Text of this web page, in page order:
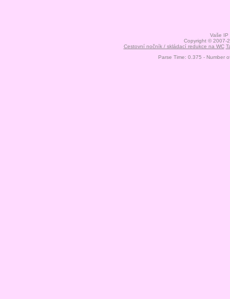
Vaše
Copyright © 2007-
Cestovní nočník / skládací redukce na WC
Parse Time: 0.375 - Number